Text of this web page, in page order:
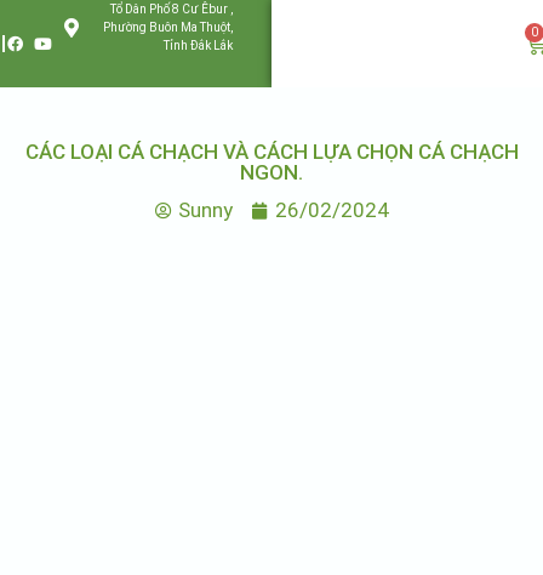
Tổ Dân Phố 8 Cư Êbur ,
Phường Buôn Ma Thuột,
Tỉnh Đắk Lắk
0
CÁC LOẠI CÁ CHẠCH VÀ CÁCH LỰA CHỌN CÁ CHẠCH
NGON.
Sunny
26/02/2024